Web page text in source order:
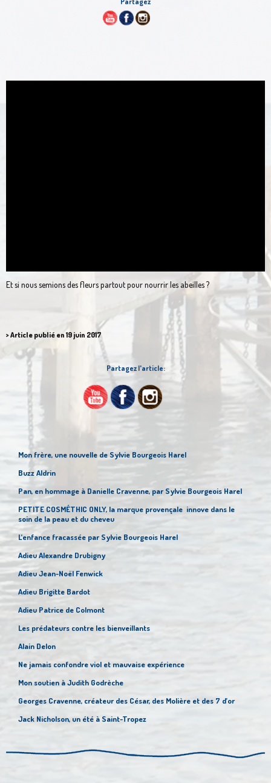
Et si nous semions des fleurs partout pour nourrir les abeilles ?
> Article publié en 19 juin 2017
Partagez l'article:
Mon frère, une nouvelle de Sylvie Bourgeois Harel
Buzz Aldrin
Pan, en hommage à Danielle Cravenne, par Sylvie Bourgeois Harel
PETITE COSMÉTHIC ONLY, la marque provençale innove dans le
soin de la peau et du cheveu
L’enfance fracassée par Sylvie Bourgeois Harel
Adieu Alexandre Drubigny
Adieu Jean-Noël Fenwick
Adieu Brigitte Bardot
Adieu Patrice de Colmont
Les prédateurs contre les bienveillants
Alain Delon
Ne jamais confondre viol et mauvaise expérience
Mon soutien à Judith Godrèche
Georges Cravenne, créateur des César, des Molière et des 7 d’or
Jack Nicholson, un été à Saint-Tropez